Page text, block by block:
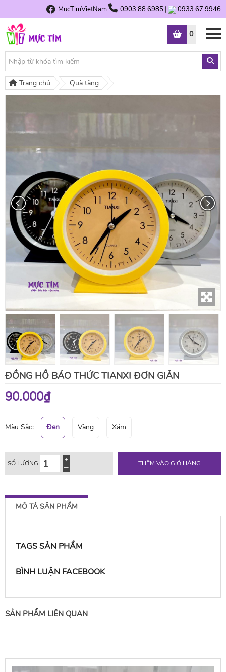
MucTimVietNam 0903 88 6985 | 0933 67 9946
0
Trang chủ Quà tặng
ĐỒNG HỒ BÁO THỨC TIANXI ĐƠN GIẢN
90.000₫
Màu Sắc: Đen Vàng Xám
SỐ LƯỢNG THÊM VÀO GIỎ HÀNG
MÔ TẢ SẢN PHẨM
TAGS SẢN PHẨM
BÌNH LUẬN FACEBOOK
SẢN PHẨM LIÊN QUAN